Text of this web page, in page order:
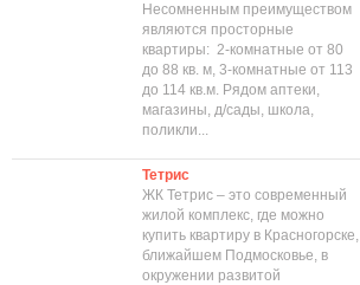
Несомненным преимуществом
являются просторные
квартиры: 2-комнатные от 80
до 88 кв. м, 3-комнатные от 113
до 114 кв.м. Рядом аптеки,
магазины, д/сады, школа,
поликли...
Тетрис
ЖК Тетрис – это современный
жилой комплекс, где можно
купить квартиру в Красногорске,
ближайшем Подмосковье, в
окружении развитой